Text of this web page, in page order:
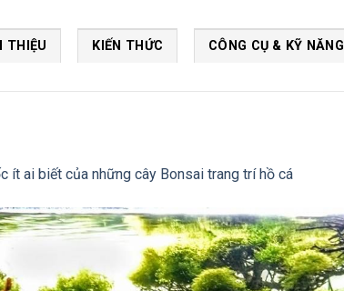
THIỆU KIẾN THỨC CÔNG CỤ & KỸ NĂNG
ít ai biết của những cây Bonsai trang trí hồ cá